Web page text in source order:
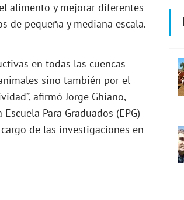
alimento y mejorar diferentes
de pequeña y mediana escala.
en todas las cuencas
sino también por el
afirmó Jorge Ghiano,
Para Graduados (EPG)
de las investigaciones en